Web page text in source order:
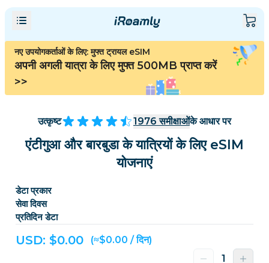
नए उपयोगकर्ताओं के लिए: मुफ्त ट्रायल eSIM
अपनी अगली यात्रा के लिए मुफ्त 500MB प्राप्त करें
>>
उत्कृष्ट 1976 समीक्षाओंके आधार पर
एंटीगुआ और बारबुडा के यात्रियों के लिए eSIM
योजनाएं
डेटा प्रकार
सेवा दिवस
प्रतिदिन डेटा
USD: $0.00 (≈$0.00 / दिन)